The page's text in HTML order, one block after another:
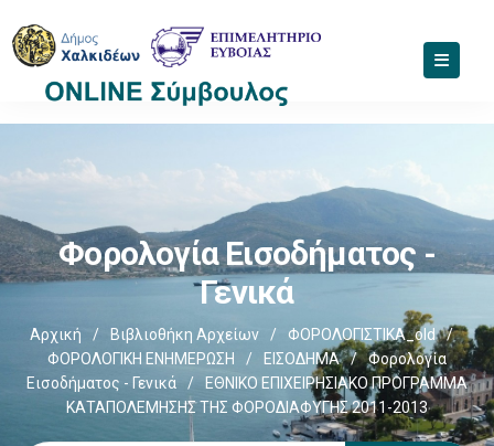
Φορολογία Εισοδήματος -
Γενικά
Αρχική / Βιβλιοθήκη Αρχείων / ΦΟΡΟΛΟΓΙΣΤΙΚΑ_old
/
ΦΟΡΟΛΟΓΙΚΗ ΕΝΗΜΕΡΩΣΗ
/ ΕΙΣΟΔΗΜΑ /
Φορολογία
Εισοδήματος - Γενικά
/
ΕΘΝΙΚΟ ΕΠΙΧΕΙΡΗΣΙΑΚΟ ΠΡΟΓΡΑΜΜΑ
ΚΑΤΑΠΟΛΕΜΗΣΗΣ ΤΗΣ ΦΟΡΟΔΙΑΦΥΓΗΣ 2011-2013